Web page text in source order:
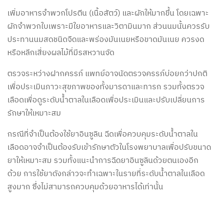
เพิ่มอาหารจำพวกโปรตีน (เนื้อสัตว์) และผักให้มากขึ้น โดยเฉพาะ
ผักจำพวกใบเพราะมีใยอาหารและวิตามินมาก ส่วนนมนั้นควรรับ
ประทานนมสดชนิดจืดและพร่องมันเนยหรือขาดมันเนย ควรงด
หรือหลีกเสี่ยงผลไม้ที่มีรสหวานจัด
ตรวจระหว่างฝากครรภ์ แพทย์อาจนัดตรวจครรภ์บ่อยกว่าปกติ
เพื่อประเมินภาวะสุขภาพของทั้งมารดาและทารก รวมทั้งตรวจ
เลือดเพื่อดูระดับน้ำตาลในเลือดเพื่อประเมินและปรับเปลี่ยนการ
รักษาให้เหมาะสม
กรณีที่จำเป็นต้องใช้ยาอินซูลิน ฉีดเพื่อควบคุมระดับน้ำตาลใน
เลือดอาจจำเป็นต้องรับเข้ารักษาตัวในโรงพยาบาลเพื่อปรับขนาด
ยาให้เหมาะสม รวมทั้งแนะนำการฉีดยาอินซูลินด้วยตนเองอีก
ด้วย การใช้ยาดังกล่าวจะทำเฉพาะในรายที่ระดับน้ำตาลในเลือด
สูงมาก ซึ่งไม่สามารถควบคุมด้วยอาหารได้เท่านั้น